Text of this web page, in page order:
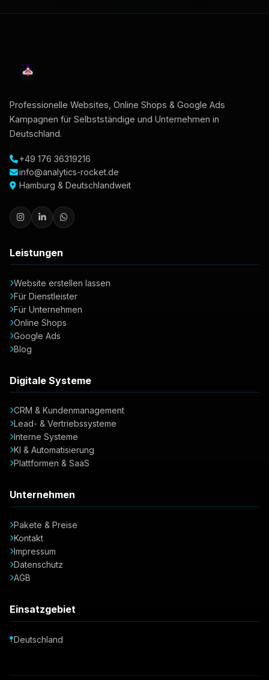
Professionelle Websites, Online Shops & Google Ads
Kampagnen für Selbstständige und Unternehmen in
Deutschland.
+49 176 36319216
info@analytics-rocket.de
Hamburg & Deutschlandweit
Leistungen
Website erstellen lassen
Für Dienstleister
Für Unternehmen
Online Shops
Google Ads
Blog
Digitale Systeme
CRM & Kundenmanagement
Lead- & Vertriebssysteme
Interne Systeme
KI & Automatisierung
Plattformen & SaaS
Unternehmen
Pakete & Preise
Kontakt
Impressum
Datenschutz
AGB
Einsatzgebiet
Deutschland